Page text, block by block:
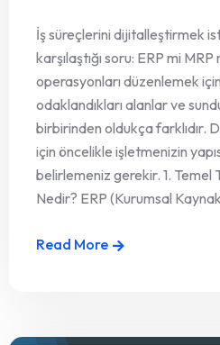
İş süreçlerini dijitalleştirmek
karşılaştığı soru: ERP mi
operasyonları düzenlemek
odaklandıkları alanlar ve
birbirinden oldukça farklıdır.
için öncelikle işletmenizin
belirlemeniz gerekir. 1. Temel
Nedir? ERP (Kurumsal
Read More